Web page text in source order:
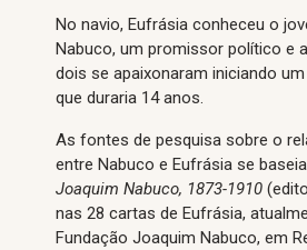
No navio, Eufrásia conheceu o
Nabuco, um promissor político e
dois se apaixonaram iniciando
que duraria 14 anos.
As fontes de pesquisa sobre o
entre Nabuco e Eufrásia se
Joaquim Nabuco, 1873-1910
nas 28 cartas de Eufrásia,
Fundação Joaquim Nabuco, em